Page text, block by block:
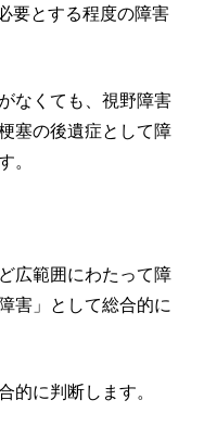
要とする程度の障害
なくても、視野障害
塞の後遺症として障
。
広範囲にわたって障
害」として総合的に
的に判断します。